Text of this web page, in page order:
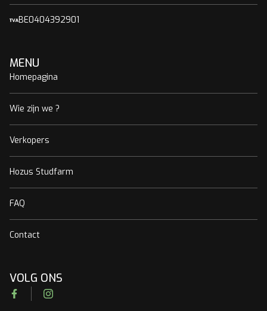
BE0404392901
MENU
Homepagina
Wie zijn we ?
Verkopers
Hozus Studfarm
FAQ
Contact
VOLG ONS
FacebookInstagram